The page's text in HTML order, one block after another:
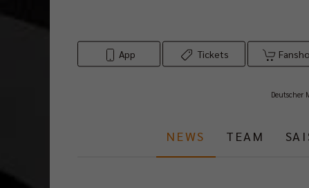
App Tickets
Deutscher
NEWS TEAM